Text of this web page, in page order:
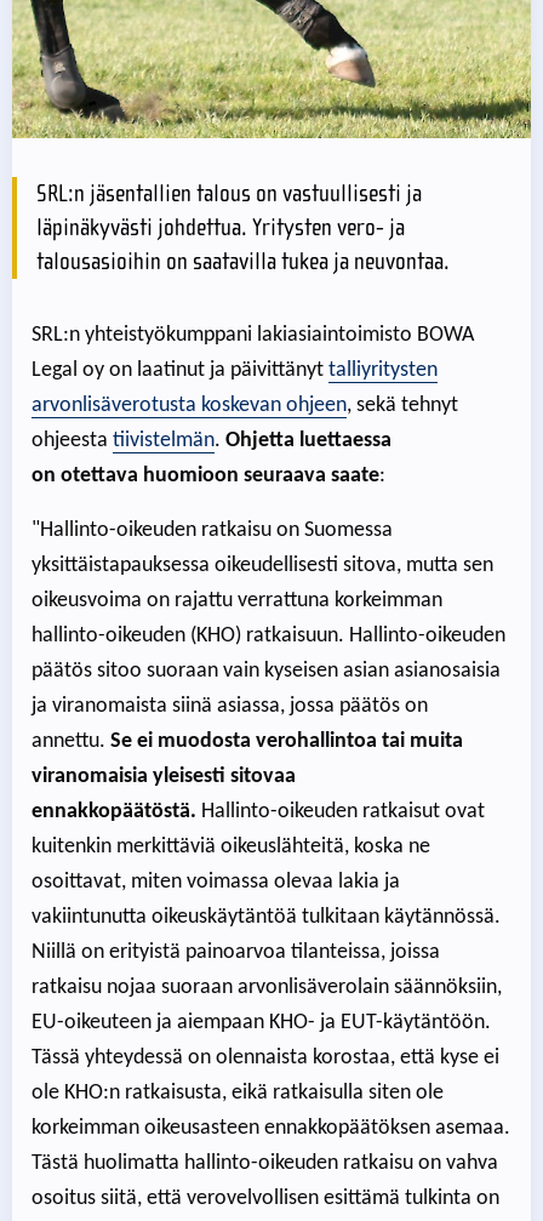
SRL:n jäsentallien talous on vastuullisesti ja
läpinäkyvästi johdettua. Yritysten vero- ja
talousasioihin on saatavilla tukea ja neuvontaa.
SRL:n yhteistyökumppani lakiasiaintoimisto BOWA
Legal oy on laatinut ja päivittänyt talliyritysten
arvonlisäverotusta koskevan ohjeen, sekä tehnyt
ohjeesta tiivistelmän. Ohjetta luettaessa
on otettava huomioon seuraava saate:
"Hallinto-oikeuden ratkaisu on Suomessa
yksittäistapauksessa oikeudellisesti sitova, mutta sen
oikeusvoima on rajattu verrattuna korkeimman
hallinto-oikeuden (KHO) ratkaisuun. Hallinto-oikeuden
päätös sitoo suoraan vain kyseisen asian asianosaisia
ja viranomaista siinä asiassa, jossa päätös on
annettu. Se ei muodosta verohallintoa tai muita
viranomaisia yleisesti sitovaa
ennakkopäätöstä. Hallinto-oikeuden ratkaisut ovat
kuitenkin merkittäviä oikeuslähteitä, koska ne
osoittavat, miten voimassa olevaa lakia ja
vakiintunutta oikeuskäytäntöä tulkitaan käytännössä.
Niillä on erityistä painoarvoa tilanteissa, joissa
ratkaisu nojaa suoraan arvonlisäverolain säännöksiin,
EU-oikeuteen ja aiempaan KHO- ja EUT-käytäntöön.
Tässä yhteydessä on olennaista korostaa, että kyse ei
ole KHO:n ratkaisusta, eikä ratkaisulla siten ole
korkeimman oikeusasteen ennakkopäätöksen asemaa.
Tästä huolimatta hallinto-oikeuden ratkaisu on vahva
osoitus siitä, että verovelvollisen esittämä tulkinta on